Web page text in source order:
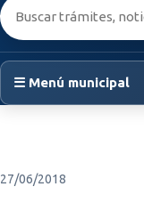
Buscar:
☰ Menú municipal
27/06/2018